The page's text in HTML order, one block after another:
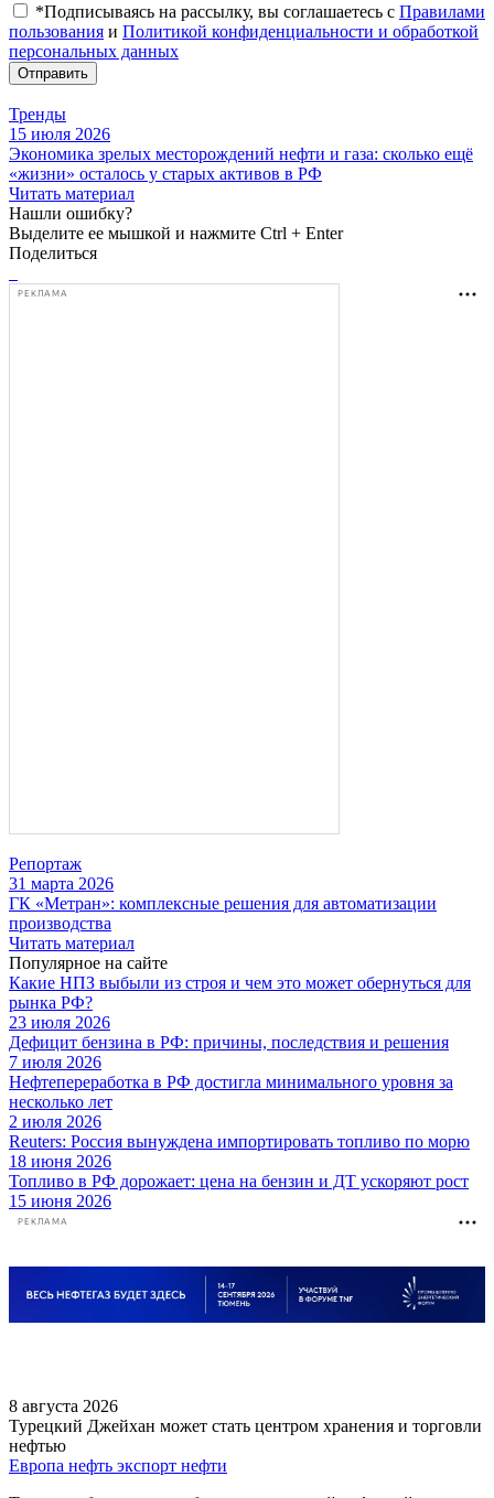
*Подписываясь на рассылку, вы соглашаетесь с Правилами
пользования и Политикой конфиденциальности и обработкой
персональных данных
Отправить
Тренды
15 июля 2026
Экономика зрелых месторождений нефти и газа: сколько ещё
«жизни» осталось у старых активов в РФ
Читать материал
Нашли ошибку?
Выделите ее мышкой и нажмите Ctrl + Enter
Поделиться
РЕКЛАМА
Репортаж
31 марта 2026
ГК «Метран»: комплексные решения для автоматизации
производства
Читать материал
Популярное на сайте
Какие НПЗ выбыли из строя и чем это может обернуться для
рынка РФ?
23 июля 2026
Дефицит бензина в РФ: причины, последствия и решения
7 июля 2026
Нефтепереработка в РФ достигла минимального уровня за
несколько лет
2 июля 2026
Reuters: Россия вынуждена импортировать топливо по морю
18 июня 2026
Топливо в РФ дорожает: цена на бензин и ДТ ускоряют рост
15 июня 2026
РЕКЛАМА
8 августа 2026
Турецкий Джейхан может стать центром хранения и торговли
нефтью
Европа нефть экспорт нефти